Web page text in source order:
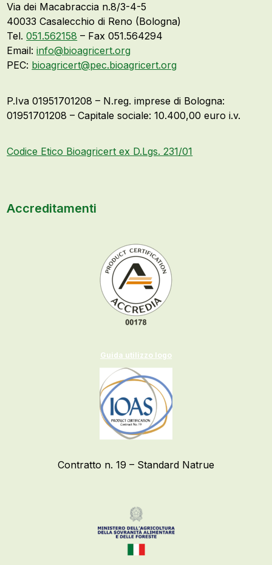
Via dei Macabraccia n.8/3-4-5
40033 Casalecchio di Reno (Bologna)
Tel.051.562158 – Fax 051.564294
Email:info@bioagricert.org
PEC: bioagricert@pec.bioagricert.org
P.Iva 01951701208 – N.reg. imprese di Bologna:
01951701208 – Capitale sociale: 10.400,00 euro i.v.
Codice Etico Bioagricert ex D.Lgs. 231/01
Accreditamenti
Guida utilizzo logo
Contratto n. 19 – Standard Natrue